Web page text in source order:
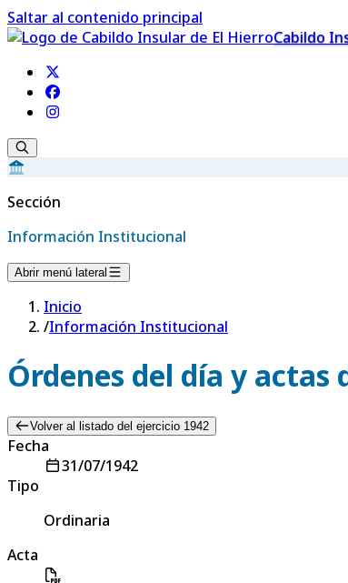
Saltar al contenido principal
Cabildo
Sección
Información Institucional
Abrir menú lateral
Inicio
/Información Institucional
Órdenes del día y actas
Volver al listado del ejercicio 1942
Fecha
31/07/1942
Tipo
Ordinaria
Acta